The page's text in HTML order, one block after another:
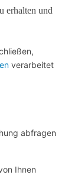
erhalten und
verarbeitet
abfragen
Ihnen